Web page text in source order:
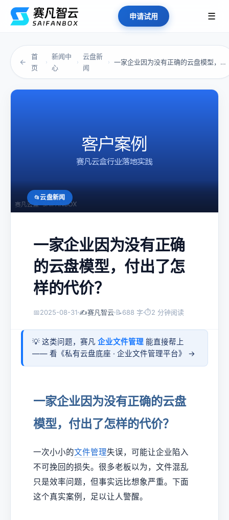
申请试用 ☰
←
首
页
›
新闻中
心
›
云盘新
闻
› 一家企业因为没有正确的云盘模型，付出了怎样的...
云盘新闻
一家企业因为没有正确
的云盘模型，付出了怎
样的代价？
📅2025-08-31 ✍️赛凡智云 📝688 字 ⏱2 分钟阅读
💡 这类问题，赛凡 企业文件管理 能直接帮上
—— 看《私有云盘底座 · 企业文件管理平台》 →
一家企业因为没有正确的云盘
模型，付出了怎样的代价？
一次小小的文件管理失误，可能让企业陷入
不可挽回的损失。很多老板以为，文件混乱
只是效率问题，但事实远比想象严重。下面
这个真实案例，足以让人警醒。